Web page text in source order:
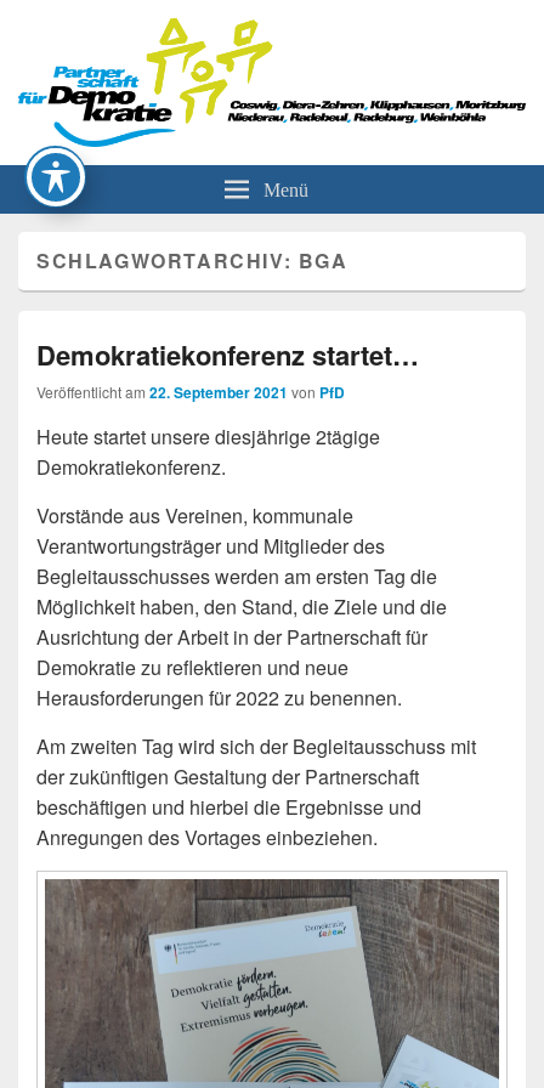
Partnerschaft für Demokratie
Menü
SCHLAGWORTARCHIV: BGA
Demokratiekonferenz startet…
Veröffentlicht am 22. September 2021 von PfD
Heute startet unsere diesjährige 2tägige
Demokratiekonferenz.
Vorstände aus Vereinen, kommunale
Verantwortungsträger und Mitglieder des
Begleitausschusses werden am ersten Tag die
Möglichkeit haben, den Stand, die Ziele und die
Ausrichtung der Arbeit in der Partnerschaft für
Demokratie zu reflektieren und neue
Herausforderungen für 2022 zu benennen.
Am zweiten Tag wird sich der Begleitausschuss mit
der zukünftigen Gestaltung der Partnerschaft
beschäftigen und hierbei die Ergebnisse und
Anregungen des Vortages einbeziehen.